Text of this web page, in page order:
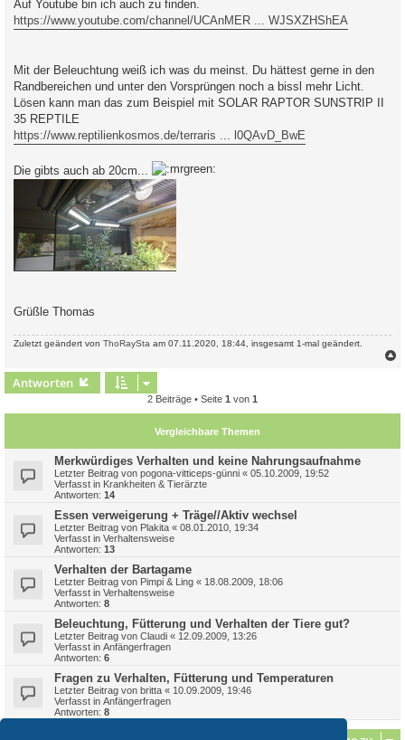
Auf Youtube bin ich auch zu finden.
https://www.youtube.com/channel/UCAnMER ... WJSXZHShEA
Mit der Beleuchtung weiß ich was du meinst. Du hättest gerne in den
Randbereichen und unter den Vorsprüngen noch a bissl mehr Licht.
Lösen kann man das zum Beispiel mit SOLAR RAPTOR SUNSTRIP II
35 REPTILE
https://www.reptilienkosmos.de/terraris ... l0QAvD_BwE
Die gibts auch ab 20cm...
Grüßle Thomas
Zuletzt geändert von ThoRaySta am 07.11.2020, 18:44, insgesamt 1-mal geändert.
Antworten
2 Beiträge • Seite 1 von 1
Vergleichbare Themen
Merkwürdiges Verhalten und keine Nahrungsaufnahme
Letzter Beitrag von pogona-vitticeps-günni « 05.10.2009, 19:52
Verfasst in Krankheiten & Tierärzte
Antworten: 14
Essen verweigerung + Träge//Aktiv wechsel
Letzter Beitrag von Plakita « 08.01.2010, 19:34
Verfasst in Verhaltensweise
Antworten: 13
Verhalten der Bartagame
Letzter Beitrag von Pimpi & Ling « 18.08.2009, 18:06
Verfasst in Verhaltensweise
Antworten: 8
Beleuchtung, Fütterung und Verhalten der Tiere gut?
Letzter Beitrag von Claudi « 12.09.2009, 13:26
Verfasst in Anfängerfragen
Antworten: 6
Fragen zu Verhalten, Fütterung und Temperaturen
Letzter Beitrag von britta « 10.09.2009, 19:46
Verfasst in Anfängerfragen
Antworten: 8